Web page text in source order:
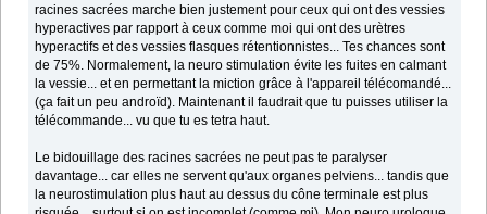
racines sacrées marche bien justement pour ceux qui ont des vessies
hyperactives par rapport à ceux comme moi qui ont des urètres
hyperactifs et des vessies flasques rétentionnistes... Tes chances sont
de 75%. Normalement, la neuro stimulation évite les fuites en calmant
la vessie... et en permettant la miction grâce à l'appareil télécomandé...
(ça fait un peu androïd). Maintenant il faudrait que tu puisses utiliser la
télécommande... vu que tu es tetra haut.
Le bidouillage des racines sacrées ne peut pas te paralyser
davantage... car elles ne servent qu'aux organes pelviens... tandis que
la neurostimulation plus haut au dessus du cône terminale est plus